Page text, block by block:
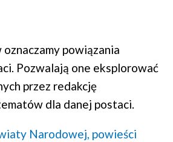
powiązania
Pozwalają one eksplorować
przez redakcję
dla danej postaci.
Narodowej, powieści